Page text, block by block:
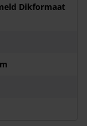
Dikformaat